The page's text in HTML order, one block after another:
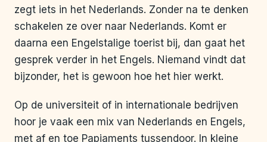
zegt iets in het Nederlands. Zonder na te denken
schakelen ze over naar Nederlands. Komt er
daarna een Engelstalige toerist bij, dan gaat het
gesprek verder in het Engels. Niemand vindt dat
bijzonder, het is gewoon hoe het hier werkt.
Op de universiteit of in internationale bedrijven
hoor je vaak een mix van Nederlands en Engels,
met af en toe Papiaments tussendoor. In kleine